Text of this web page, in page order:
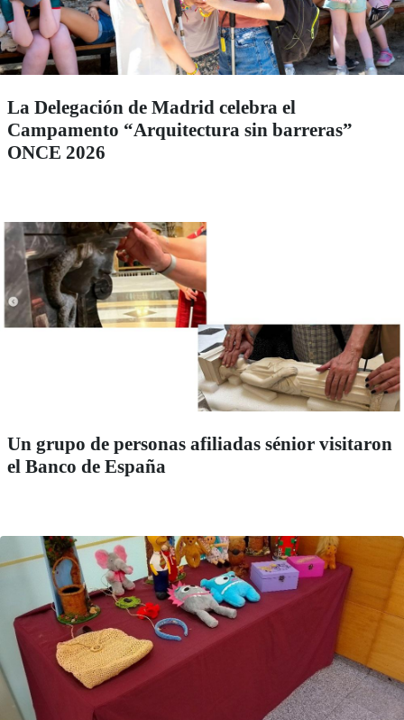
La Delegación de Madrid celebra el
Campamento “Arquitectura sin barreras”
ONCE 2026
Un grupo de personas afiliadas sénior visitaron
el Banco de España